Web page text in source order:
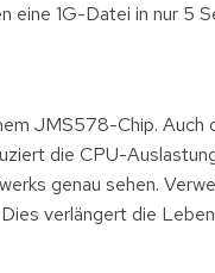
eine 1G-Datei in nur 5
JMS578-Chip.
die CPU-
genau sehen.
verlängert die